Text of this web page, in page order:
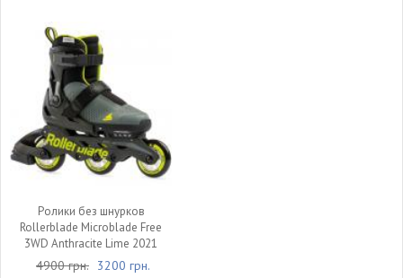
Ролики без шнурков
Rollerblade Microblade Free
3WD Anthracite Lime 2021
4900 грн. 3200 грн.